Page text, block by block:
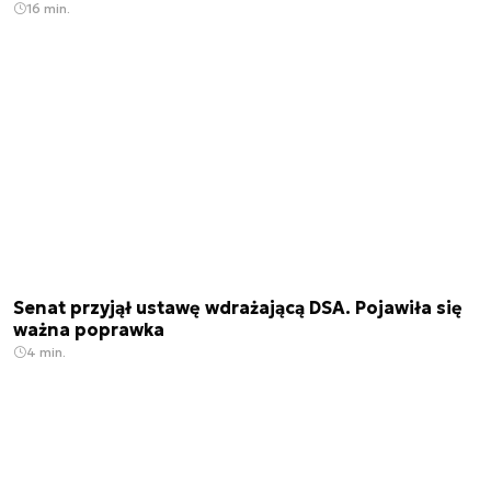
16 min.
Senat przyjął ustawę wdrażającą DSA. Pojawiła się
ważna poprawka
4 min.